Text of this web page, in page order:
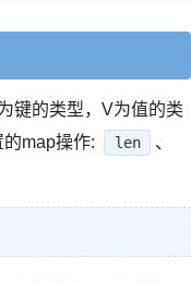
键的类型，V为值的类
map操作: len 、